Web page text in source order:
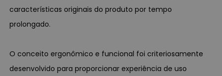
características originais do produto por tempo
prolongado.
O conceito ergonômico e funcional foi criteriosamente
desenvolvido para proporcionar experiência de uso